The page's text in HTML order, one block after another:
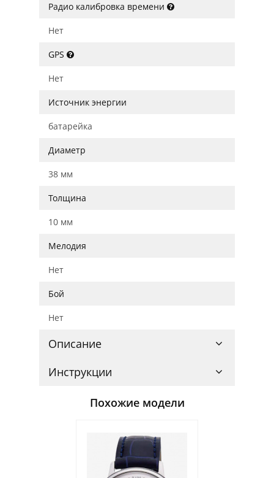
Радио калибровка времени
Нет
GPS
Нет
Источник энергии
батарейка
Диаметр
38 мм
Толщина
10 мм
Мелодия
Нет
Бой
Нет
Описание
Инструкции
Похожие модели